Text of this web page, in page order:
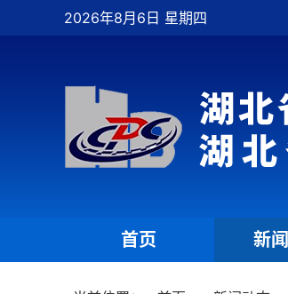
2026年8月6日 星期四
首页 新